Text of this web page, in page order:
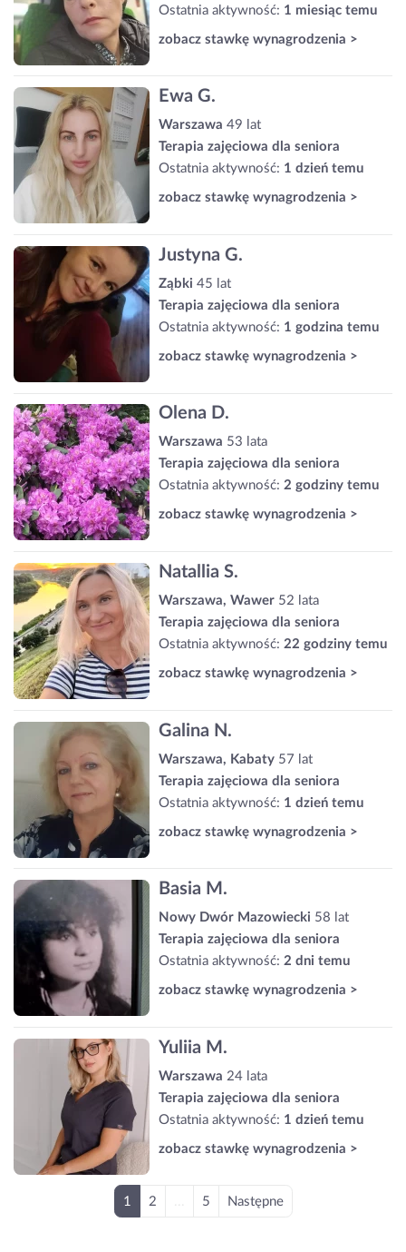
Ostatnia aktywność: 1 miesiąc temu
zobacz stawkę wynagrodzenia >
Ewa G.
Warszawa 49 lat
Terapia zajęciowa dla seniora
Ostatnia aktywność: 1 dzień temu
zobacz stawkę wynagrodzenia >
Justyna G.
Ząbki 45 lat
Terapia zajęciowa dla seniora
Ostatnia aktywność: 1 godzina temu
zobacz stawkę wynagrodzenia >
Olena D.
Warszawa 53 lata
Terapia zajęciowa dla seniora
Ostatnia aktywność: 2 godziny temu
zobacz stawkę wynagrodzenia >
Natallia S.
Warszawa, Wawer 52 lata
Terapia zajęciowa dla seniora
Ostatnia aktywność: 22 godziny temu
zobacz stawkę wynagrodzenia >
Galina N.
Warszawa, Kabaty 57 lat
Terapia zajęciowa dla seniora
Ostatnia aktywność: 1 dzień temu
zobacz stawkę wynagrodzenia >
Basia M.
Nowy Dwór Mazowiecki 58 lat
Terapia zajęciowa dla seniora
Ostatnia aktywność: 2 dni temu
zobacz stawkę wynagrodzenia >
Yuliia M.
Warszawa 24 lata
Terapia zajęciowa dla seniora
Ostatnia aktywność: 1 dzień temu
zobacz stawkę wynagrodzenia >
1 2 5 Następne